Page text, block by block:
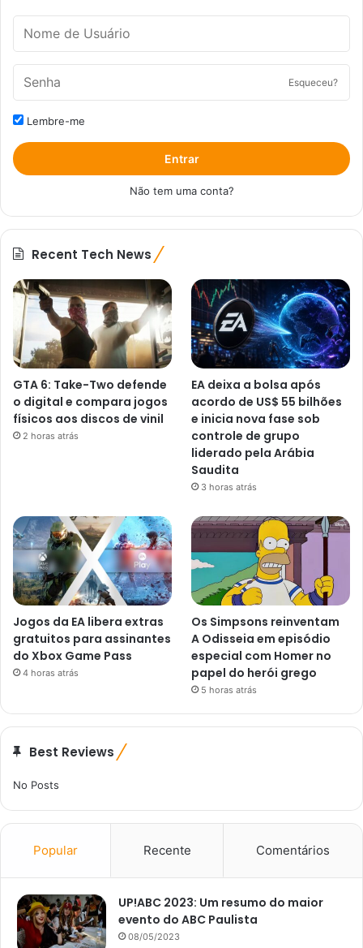
Esqueceu?
Lembre-me
Entrar
Não tem uma conta?
Recent Tech News
GTA 6: Take-Two defende
o digital e compara jogos
físicos aos discos de vinil
2 horas atrás
EA deixa a bolsa após
acordo de US$ 55 bilhões
e inicia nova fase sob
controle de grupo
liderado pela Arábia
Saudita
3 horas atrás
Jogos da EA libera extras
gratuitos para assinantes
do Xbox Game Pass
4 horas atrás
Os Simpsons reinventam
A Odisseia em episódio
especial com Homer no
papel do herói grego
5 horas atrás
Best Reviews
No Posts
Popular Recente Comentários
UP!ABC 2023: Um resumo do maior
evento do ABC Paulista
08/05/2023